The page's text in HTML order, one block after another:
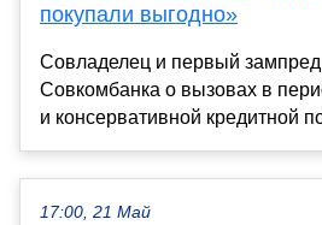
покупали выгодно»
Совладелец и первый
Совкомбанка о вызовах в
и консервативной кредитной
17:00, 21 Май